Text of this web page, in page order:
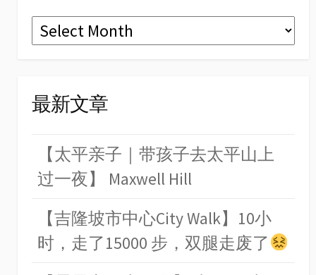
Archives
最新文章
【太平亲子｜带孩子去太平山上
过一夜】 Maxwell Hill
【吉隆坡市中心City Walk】10小
时，走了15000 步，双腿走废了